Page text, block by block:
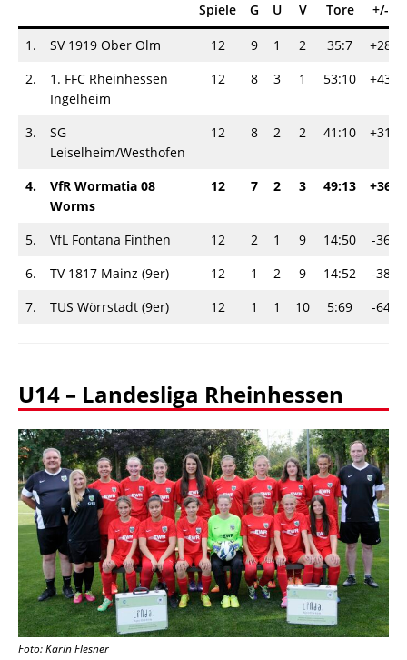
Spiele G U V Tore +/-
1. SV 1919 Ober Olm 12 9 1 2 35:7
+28
2.
1. FFC Rheinhessen
Ingelheim
12 8 3 1 53:10 +43
3.
SG
Leiselheim/Westhofen
12 8 2 2 41:10 +31
4.
VfR Wormatia 08
Worms
12 7 2 3 49:13 +36
5. VfL Fontana Finthen 12 2 1 9 14:50
-36
6.
TV 1817 Mainz (9er) 12 1 2 9 14:52
-38
7.
TUS Wörrstadt (9er) 12 1 1 10 5:69 -64
U14 – Landesliga Rheinhessen
Foto: Karin Flesner